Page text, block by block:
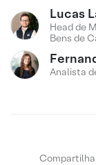
Lucas
Head de
Bens de
Analista